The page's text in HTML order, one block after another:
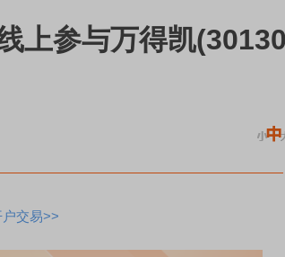
上参与万得凯
交易>>
A股估值